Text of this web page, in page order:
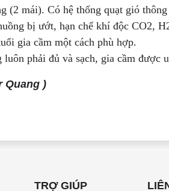
(2 mái). Có hệ thống quạt gió
bị ướt, hạn chế khí độc CO2,
gia cầm một cách phù hợp.
phải đủ và sạch, gia cầm được
Quang )
TRỢ GIÚP